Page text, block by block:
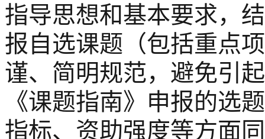
指导思想和基本要求，
报自选课题（包括重点
谨、简明规范，避免引
《课题指南》申报的选
指标、资助强度等方面